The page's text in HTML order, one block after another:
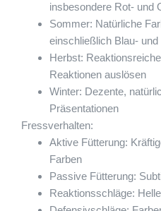
insbesondere Rot- und
Sommer: Natürliche
einschließlich Blau- und
Herbst:
Reaktionen auslösen
Winter: Dezente,
Präsentationen
Fressverhalten:
Aktive Fütterung:
Farben
Passive Fütterung:
Reaktionsschläge: